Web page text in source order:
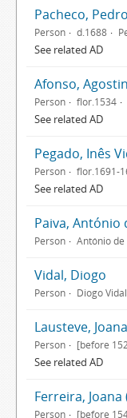
Pacheco,
Person d.1688
See related AD
Afonso,
Person flor.1534
See related AD
Pegado, Inês
Person flor.1691-
See related AD
Paiva, António
Person António de
Vidal, Diogo
Person Diogo Vidal
Lausteve,
Person [before
See related AD
Ferreira,
Person [before